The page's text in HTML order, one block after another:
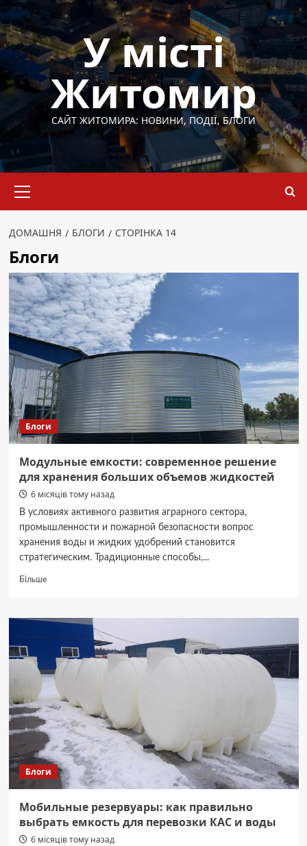
Перейти
до
вмісту
У місті
Житомир
САЙТ ЖИТОМИРА: НОВИНИ, ПОДІЇ, БЛОГИ
меню
ДОМАШНЯ БЛОГИ СТОРІНКА 14
Блоги
Блоги
Модульные емкости: современное решение
для хранения больших объемов жидкостей
6 місяців тому назад
В условиях активного развития аграрного сектора,
промышленности и пожарной безопасности вопрос
хранения воды и жидких удобрений становится
стратегическим. Традиционные способы,...
БільшеДокладніше
емкости:
современное
для
хранения
объемов
жидкостей
Блоги
Мобильные резервуары: как правильно
выбрать емкость для перевозки КАС и воды
6 місяців тому назад